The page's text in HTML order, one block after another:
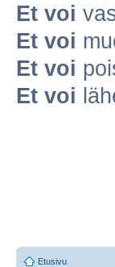
Et voi
Et voi
Et voi
Et voi
Etusivu